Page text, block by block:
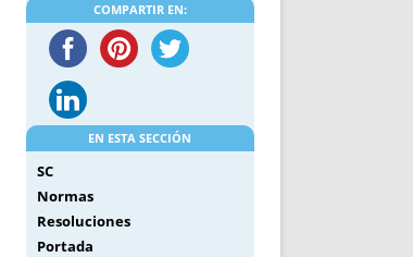
COMPARTIR EN:
EN ESTA SECCIÓN
SC
Normas
Resoluciones
Portada